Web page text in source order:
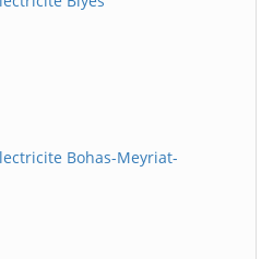
Bohas-Meyriat-